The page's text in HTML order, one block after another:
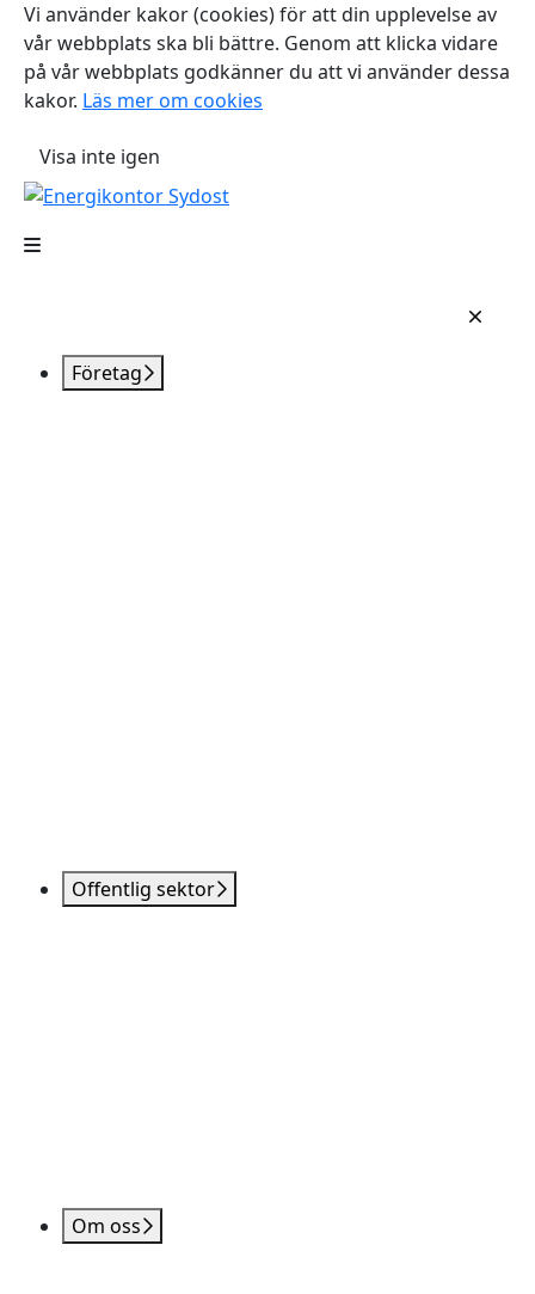
Vi använder kakor (cookies) för att din upplevelse av
vår webbplats ska bli bättre. Genom att klicka vidare
på vår webbplats godkänner du att vi använder dessa
kakor. Läs mer om cookies
Visa inte igen
Företag
Offentlig sektor
Om oss